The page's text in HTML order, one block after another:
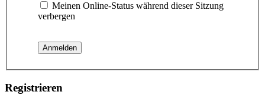
Meinen Online-Status während dieser Sitzung
verbergen
Registrieren